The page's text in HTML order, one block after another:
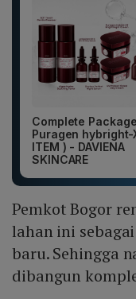
Complete
Puragen hybright-
ITEM ) - DAVIENA
SKINCARE
Pemkot Bogor
lahan ini
baru. Sehingga
dibangun